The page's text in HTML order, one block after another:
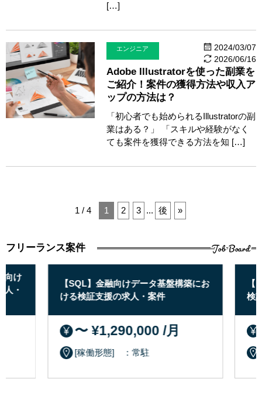
[…]
エンジニア
2024/03/07
2026/06/16
Adobe Illustratorを使った副業を
ご紹介！案件の獲得方法や収入ア
ップの方法は？
「初心者でも始められるIllustratorの副
業はある？」 「スキルや経験がなく
ても案件を獲得できる方法を知 […]
1 / 4 1 2 3 ... 後 »
フリーランス案件 Job Board
け
・
【SQL】金融向けデータ基盤構築にお
ける検証支援の求人・案件
〜 ¥1,290,000 /月
[稼働形態] ：常駐
【
検